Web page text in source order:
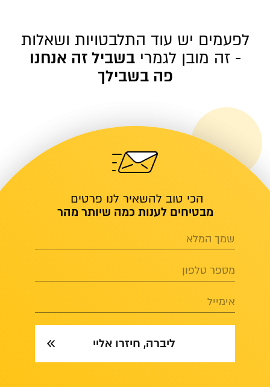
לפעמים יש עוד התלבטויות ושאלות
- זה מובן לגמרי בשביל זה אנחנו
פה בשבילך
הכי טוב להשאיר לנו פרטים
מבטיחים לענות כמה שיותר מהר
שמך המלא
מספר טלפון
אימייל
ליברה, חיזרו אליי